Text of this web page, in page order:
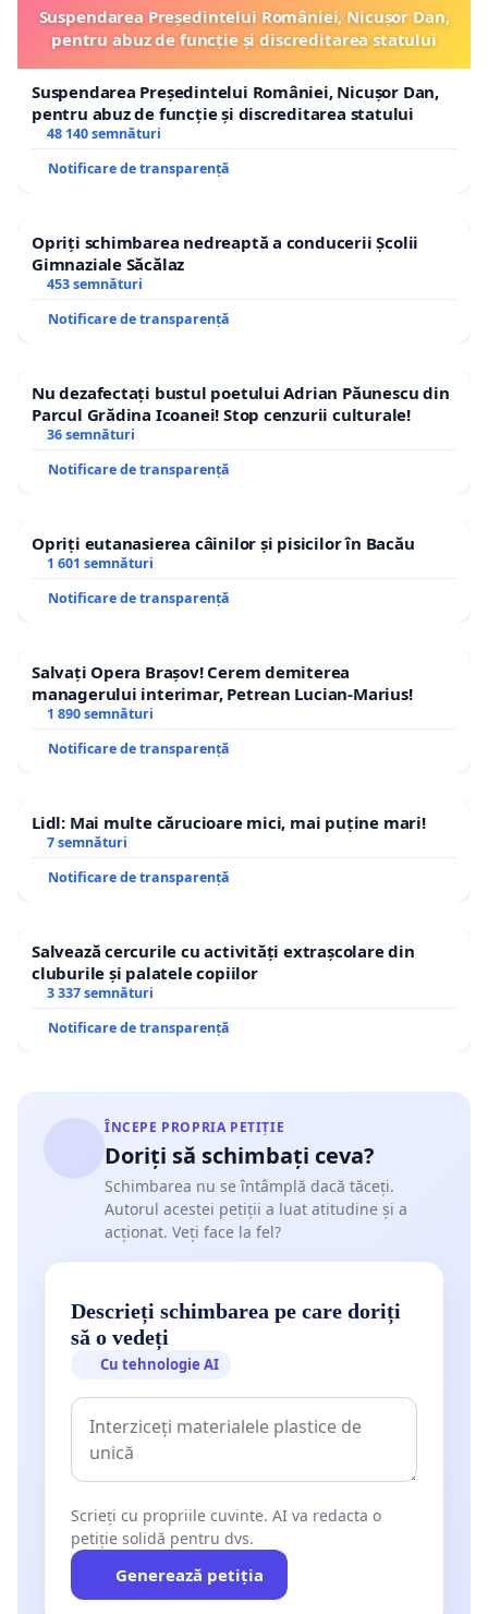
Suspendarea Președintelui României, Nicușor Dan,
pentru abuz de funcție și discreditarea statului
Suspendarea Președintelui României, Nicușor Dan,
pentru abuz de funcție și discreditarea statului
48 140 semnături
Notificare de transparență
Opriți schimbarea nedreaptă a conducerii Școlii
Gimnaziale Săcălaz
453 semnături
Notificare de transparență
Nu dezafectați bustul poetului Adrian Păunescu din
Parcul Grădina Icoanei! Stop cenzurii culturale!
36 semnături
Notificare de transparență
Opriți eutanasierea câinilor și pisicilor în Bacău
1 601 semnături
Notificare de transparență
Salvați Opera Brașov! Cerem demiterea
managerului interimar, Petrean Lucian-Marius!
1 890 semnături
Notificare de transparență
Lidl: Mai multe cărucioare mici, mai puține mari!
7 semnături
Notificare de transparență
Salvează cercurile cu activități extrașcolare din
cluburile și palatele copiilor
3 337 semnături
Notificare de transparență
ÎNCEPE PROPRIA PETIȚIE
Doriți să schimbați ceva?
Schimbarea nu se întâmplă dacă tăceți.
Autorul acestei petiții a luat atitudine și a
acționat. Veți face la fel?
Descrieți schimbarea pe care doriți
să o vedeți
Cu tehnologie AI
Scrieți cu propriile cuvinte. AI va redacta o
petiție solidă pentru dvs.
Generează petiția